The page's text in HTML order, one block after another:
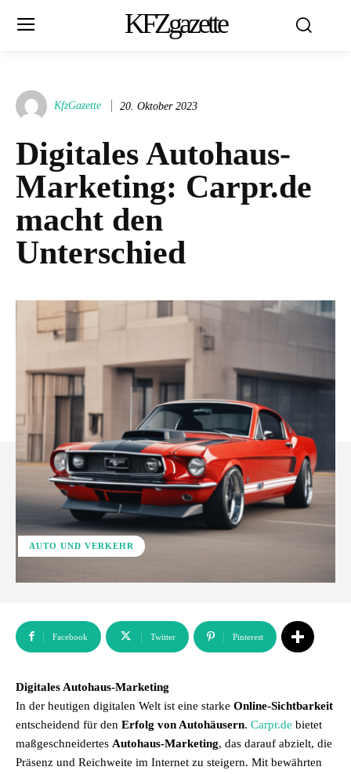
KFZgazette
KfzGazette 20. Oktober 2023
Digitales Autohaus-
Marketing: Carpr.de
macht den
Unterschied
AUTO UND VERKEHR
Facebook Twitter Pinterest
Digitales Autohaus-Marketing
In der heutigen digitalen Welt ist eine starke Online-Sichtbarkeit
entscheidend für den Erfolg von Autohäusern. Carpr.de bietet
maßgeschneidertes Autohaus-Marketing, das darauf abzielt, die
Präsenz und Reichweite im Internet zu steigern. Mit bewährten